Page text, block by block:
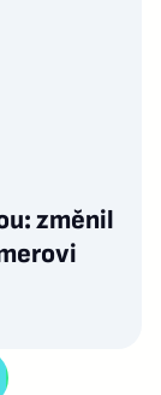
změnil